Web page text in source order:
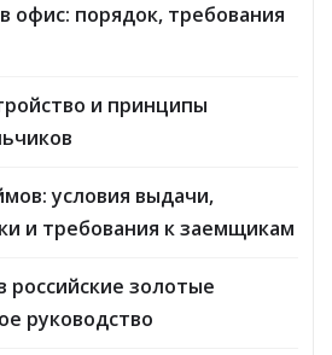
офис: порядок, требования
и принципы
условия выдачи,
и требования к заемщикам
российские золотые
руководство